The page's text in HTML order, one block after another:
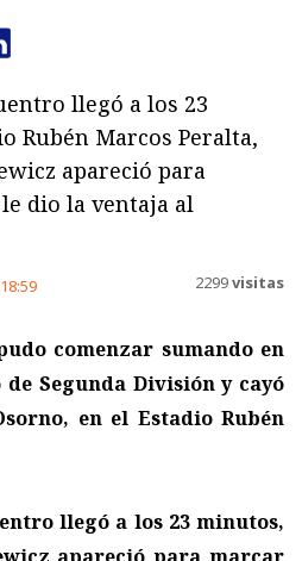
llegó a los 23
Rubén Marcos Peralta,
apareció para
dio la ventaja al
18:59 2299visitas
comenzar sumando en
Segunda División y cayó
en el Estadio Rubén
llegó a los 23 minutos,
apareció para marcar